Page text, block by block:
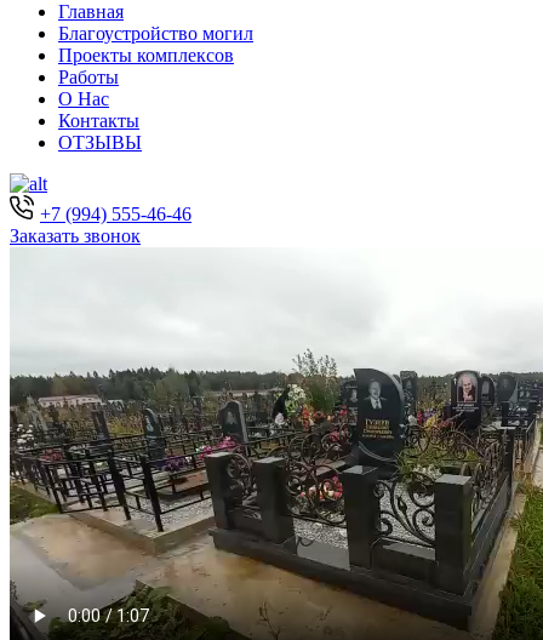
Главная
Благоустройство могил
Проекты комплексов
Работы
О Нас
Контакты
ОТЗЫВЫ
+7 (994) 555-46-46
Заказать звонок